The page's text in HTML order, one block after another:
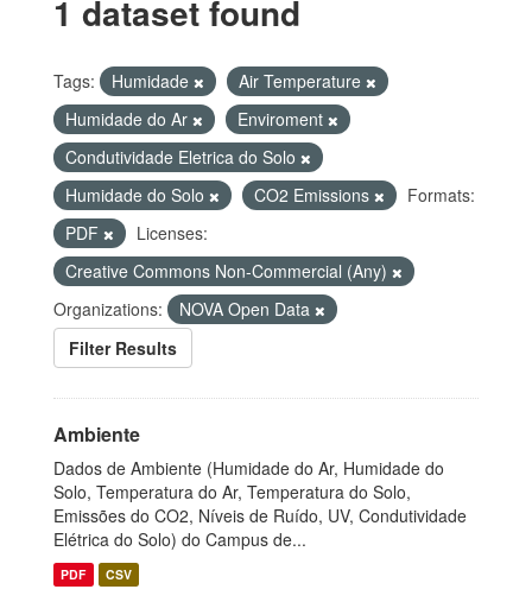
1 dataset found
Tags: Humidade
Air Temperature
Humidade do Ar
Enviroment
Condutividade Eletrica do Solo
Humidade do Solo
CO2 Emissions
Formats:
PDF
Licenses:
Creative Commons Non-Commercial (Any)
Organizations:
NOVA Open Data
Filter Results
Ambiente
Dados de Ambiente (Humidade do Ar, Humidade do
Solo, Temperatura do Ar, Temperatura do Solo,
Emissões do CO2, Níveis de Ruído, UV, Condutividade
Elétrica do Solo) do Campus de...
PDF CSV